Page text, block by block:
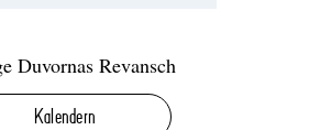
Duvornas Revansch
Kalendern